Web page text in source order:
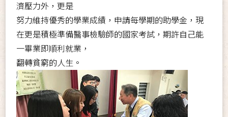
濟壓力外，更是
努力維持優秀的學業成績，申請每學期的助學金，現
在更是積極準備醫事檢驗師的國家考試，期許自己能
一畢業即順利就業，
翻轉貧窮的人生。